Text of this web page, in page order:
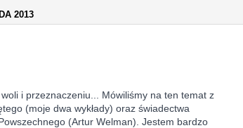
2013
i przeznaczeniu... Mówiliśmy na ten temat z
(moje dwa wykłady) oraz świadectwa
(Artur Welman). Jestem bardzo